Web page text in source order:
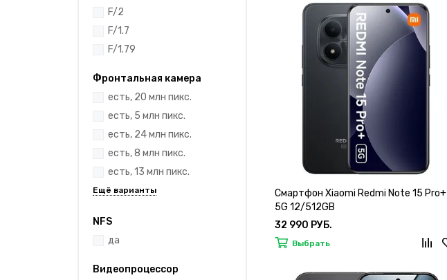
F/2
F/1.7
F/1.79
Фронтальная камера
есть, 20 млн пикс.
есть, 5 млн пикс.
есть, 24 млн пикс.
есть, 8 млн пикс.
есть, 13 млн пикс.
NFS
да
Видеопроцессор
Смартфон Xiaomi Redmi Note 15 Pro+
5G 12/512GB
32 990 РУБ.
Выбрать